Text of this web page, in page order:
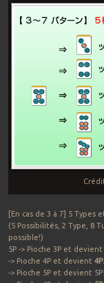
[En cas de 3 à 7] 5 Types
(5 Possibilités, 2 Type, 8
possible!)
5P -> Pioche 3P et devient
-> Pioche 4P et devient
-> Pioche 5P et devient